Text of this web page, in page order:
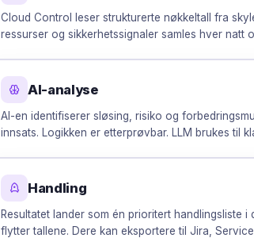
Cloud Control leser strukturerte nøkkeltall fra
ressurser og sikkerhetssignaler samles hver natt
AI-analyse
AI-en identifiserer sløsing, risiko og
innsats. Logikken er etterprøvbar. LLM brukes til
Handling
Resultatet lander som én prioritert handlingsliste
flytter tallene. Dere kan eksportere til Jira,